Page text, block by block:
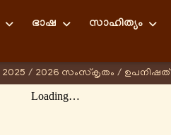
ഭാഷ സാഹിത്യം
2025 / 2026 സംസ്കൃതം / ഉപനിഷത്